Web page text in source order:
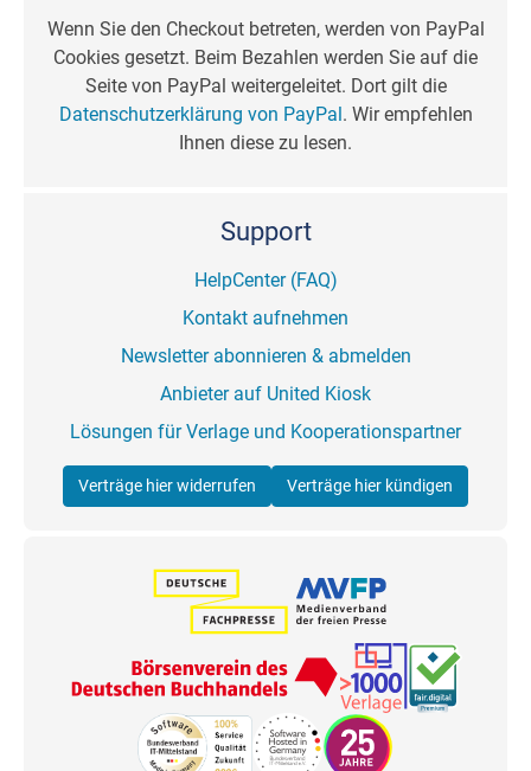
Wenn Sie den Checkout betreten, werden von PayPal
Cookies gesetzt. Beim Bezahlen werden Sie auf die
Seite von PayPal weitergeleitet. Dort gilt die
Datenschutzerklärung von PayPal. Wir empfehlen
Ihnen diese zu lesen.
Support
HelpCenter (FAQ)
Kontakt aufnehmen
Newsletter abonnieren & abmelden
Anbieter auf United Kiosk
Lösungen für Verlage und Kooperationspartner
Verträge hier widerrufen Verträge hier kündigen